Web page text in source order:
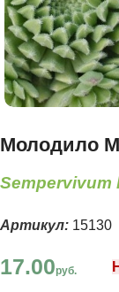
Молодило
Sempervivum
Артикул: 15130
17.00руб.